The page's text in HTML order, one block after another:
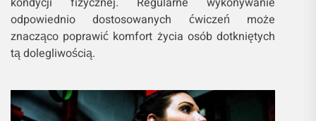
odpowiednio dostosowanych ćwiczeń może
znacząco poprawić komfort życia osób dotkniętych
tą dolegliwością.